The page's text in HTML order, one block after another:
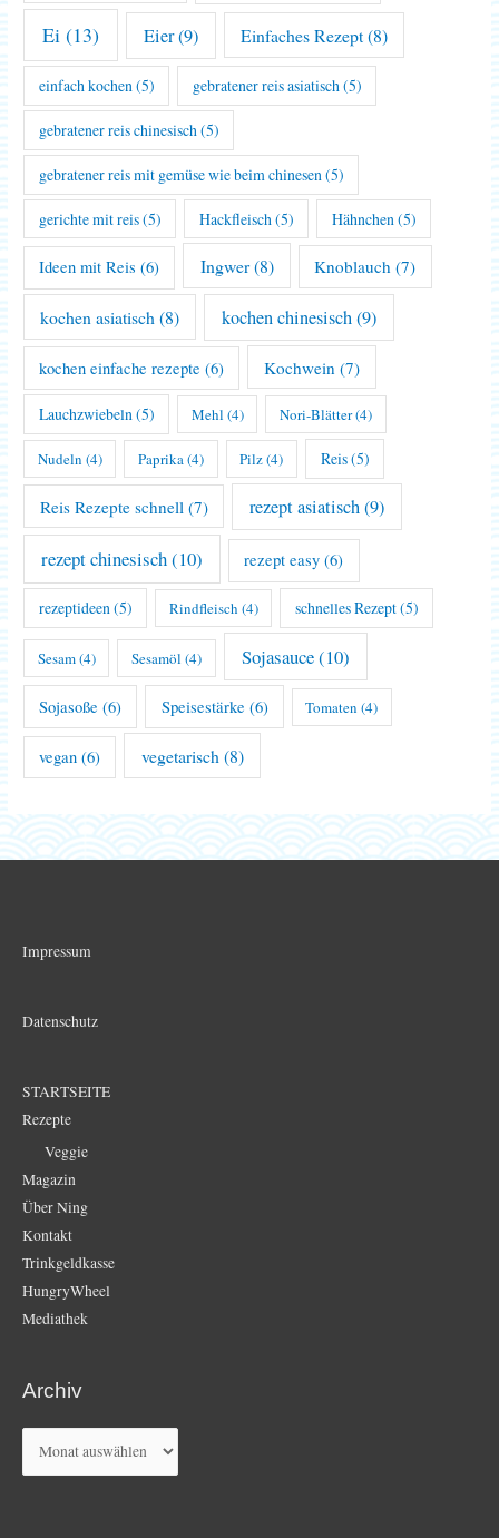
Ei (13) Eier(9) Einfaches Rezept(8)
einfach kochen(5) gebratener reis asiatisch(5)
gebratener reis chinesisch (5)
gebratener reis mit gemüse wie beim chinesen (5)
gerichte mit reis(5) Hackfleisch (5) Hähnchen (5)
Ideen mit Reis (6) Ingwer(8) Knoblauch (7)
kochen asiatisch (8) kochen chinesisch(9)
kochen einfache rezepte (6) Kochwein (7)
Lauchzwiebeln(5) Mehl (4) Nori-Blätter(4)
Nudeln (4) Paprika(4) Pilz(4) Reis(5)
Reis Rezepte schnell (7) rezept asiatisch(9)
rezept chinesisch(10) rezept easy (6)
rezeptideen (5) Rindfleisch (4) schnelles Rezept(5)
Sesam(4) Sesamöl (4) Sojasauce(10)
Sojasoße (6) Speisestärke (6) Tomaten (4)
vegan (6) vegetarisch (8)
Impressum
Datenschutz
STARTSEITE
Rezepte
Veggie
Magazin
Über Ning
Kontakt
Trinkgeldkasse
HungryWheel
Mediathek
Archiv